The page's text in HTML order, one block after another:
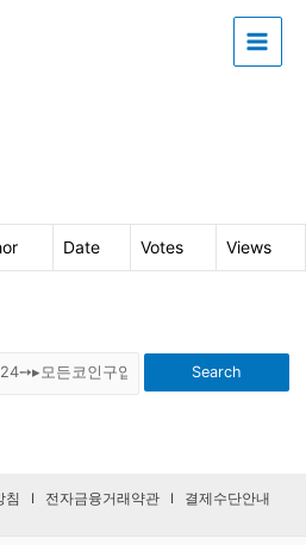
Main
Date Votes Views
Search
침 I 전자금융거래약관I 결제수단안내